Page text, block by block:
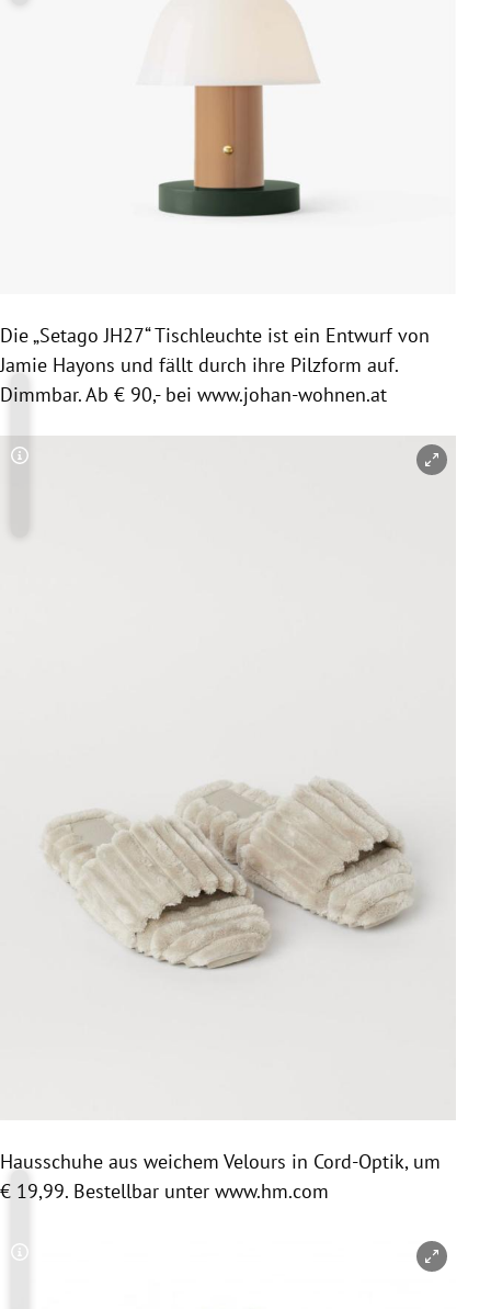
Die „Setago JH27“ Tischleuchte ist ein Entwurf von
Jamie Hayons und fällt durch ihre Pilzform auf.
Dimmbar. Ab € 90,- bei www.johan-wohnen.at
Copyright-Hinweis öffnen/schließen
Hausschuhe aus weichem Velours in Cord-Optik, um
€ 19,99. Bestellbar unter www.hm.com
Copyright-Hinweis öffnen/schließen